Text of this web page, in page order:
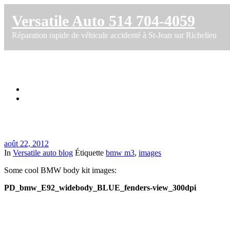
Versatile Auto 514 704-4059
Réparation rapide de véhicule accidenté à St-Jean sur Richelieu
août 22, 2012
In Versatile auto blog Étiquette bmw m3, images
Some cool BMW body kit images:
PD_bmw_E92_widebody_BLUE_fenders-view_300dpi